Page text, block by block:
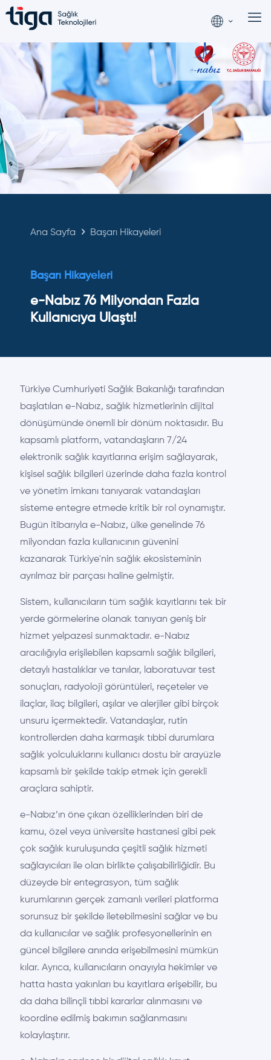
Ana Sayfa Başarı Hikayeleri
Başarı Hikayeleri
e-Nabız 76 Milyondan Fazla
Kullanıcıya Ulaştı!
Türkiye Cumhuriyeti Sağlık Bakanlığı tarafından
başlatılan e-Nabız, sağlık hizmetlerinin dijital
dönüşümünde önemli bir dönüm noktasıdır. Bu
kapsamlı platform, vatandaşların 7/24
elektronik sağlık kayıtlarına erişim sağlayarak,
kişisel sağlık bilgileri üzerinde daha fazla kontrol
ve yönetim imkanı tanıyarak vatandaşları
sisteme entegre etmede kritik bir rol oynamıştır.
Bugün itibarıyla e-Nabız, ülke genelinde 76
milyondan fazla kullanıcının güvenini
kazanarak Türkiye'nin sağlık ekosisteminin
ayrılmaz bir parçası haline gelmiştir.
Sistem, kullanıcıların tüm sağlık kayıtlarını tek bir
yerde görmelerine olanak tanıyan geniş bir
hizmet yelpazesi sunmaktadır. e-Nabız
aracılığıyla erişilebilen kapsamlı sağlık bilgileri,
detaylı hastalıklar ve tanılar, laboratuvar test
sonuçları, radyoloji görüntüleri, reçeteler ve
ilaçlar, ilaç bilgileri, aşılar ve alerjiler gibi birçok
unsuru içermektedir. Vatandaşlar, rutin
kontrollerden daha karmaşık tıbbi durumlara
sağlık yolculuklarını kullanıcı dostu bir arayüzle
kapsamlı bir şekilde takip etmek için gerekli
araçlara sahiptir.
e-Nabız’ın öne çıkan özelliklerinden biri de
kamu, özel veya üniversite hastanesi gibi pek
çok sağlık kuruluşunda çeşitli sağlık hizmeti
sağlayıcıları ile olan birlikte çalışabilirliğidir. Bu
düzeyde bir entegrasyon, tüm sağlık
kurumlarının gerçek zamanlı verileri platforma
sorunsuz bir şekilde iletebilmesini sağlar ve bu
da kullanıcılar ve sağlık profesyonellerinin en
güncel bilgilere anında erişebilmesini mümkün
kılar. Ayrıca, kullanıcıların onayıyla hekimler ve
hatta hasta yakınları bu kayıtlara erişebilir, bu
da daha bilinçli tıbbi kararlar alınmasını ve
koordine edilmiş bakımın sağlanmasını
kolaylaştırır.